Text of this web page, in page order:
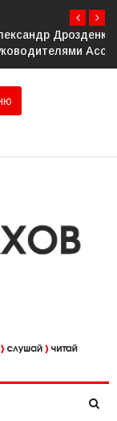
с
СВО